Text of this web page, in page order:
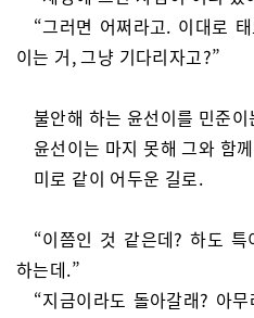
“그러면 어쩌라고. 이대로
이는 거, 그냥 기다리자고?”
불안해 하는 윤선이를 민준
윤선이는 마지 못해 그와 함
미로 같이 어두운 길로.
“이쯤인 것 같은데? 하도
하는데.”
“지금이라도 돌아갈래? 아